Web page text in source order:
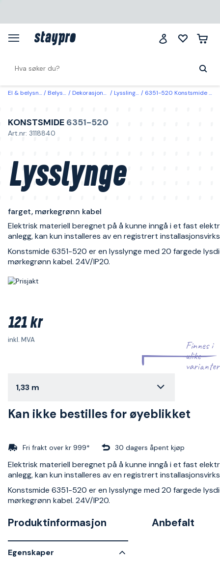
El & belysning Belysning Dekorasjonsbelysning Lysslinger & lysnett 6351-520 Konstsmide Lysslynge farget, mørkegrønn kabel 1,33 m
KONSTSMIDE 6351-520
Art.nr: 3118840
Lysslynge
farget, mørkegrønn kabel
Elektrisk materiell beregnet på å kunne inngå i et fast
anlegg, kan kun installeres av en registrert
Konstsmide 6351-520 er en lysslynge med 20 fargede
mørkegrønn kabel. 24V/IP20.
121 kr
inkl. MVA
Finnes i
ulike
varianter
1,33 m
Kan ikke bestilles for øyeblikket
Fri frakt over kr 999* 30 dagers åpent kjøp
Elektrisk materiell beregnet på å kunne inngå i et fast
anlegg, kan kun installeres av en registrert
Konstsmide 6351-520 er en lysslynge med 20 fargede
mørkegrønn kabel. 24V/IP20.
Produktinformasjon
Egenskaper
Anbefalt